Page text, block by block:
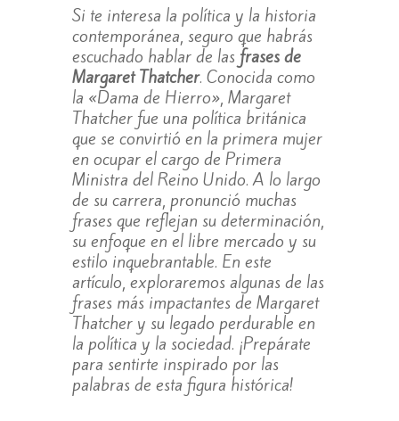
Si te interesa la política y la historia
contemporánea, seguro que habrás
escuchado hablar de las frases de
Margaret Thatcher. Conocida como
la «Dama de Hierro», Margaret
Thatcher fue una política británica
que se convirtió en la primera mujer
en ocupar el cargo de Primera
Ministra del Reino Unido. A lo largo
de su carrera, pronunció muchas
frases que reflejan su determinación,
su enfoque en el libre mercado y su
estilo inquebrantable. En este
artículo, exploraremos algunas de las
frases más impactantes de Margaret
Thatcher y su legado perdurable en
la política y la sociedad. ¡Prepárate
para sentirte inspirado por las
palabras de esta figura histórica!